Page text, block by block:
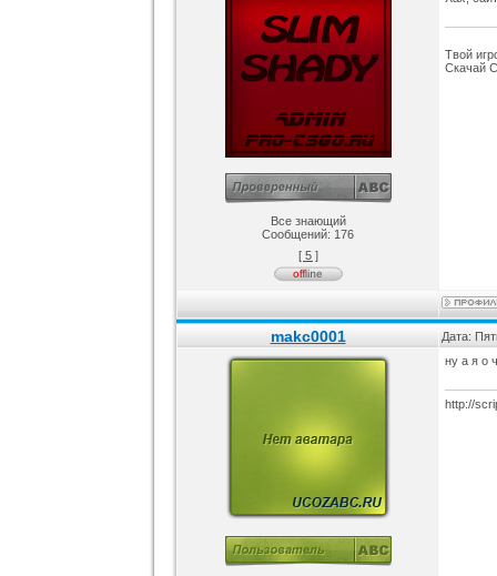
Все знающий
Сообщений: 176
[ 5 ]
Твой
Скачай
makc0001 Дата:
ну а я о
http://